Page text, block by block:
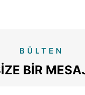
BÜLTEN
BIR